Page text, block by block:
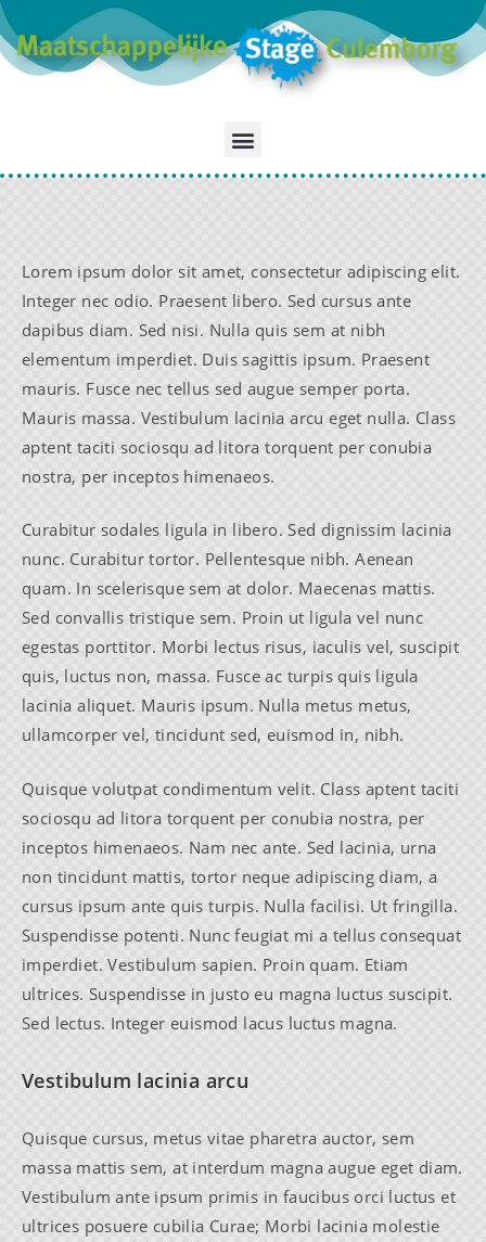
Lorem ipsum dolor sit amet, consectetur adipiscing elit.
Integer nec odio. Praesent libero. Sed cursus ante
dapibus diam. Sed nisi. Nulla quis sem at nibh
elementum imperdiet. Duis sagittis ipsum. Praesent
mauris. Fusce nec tellus sed augue semper porta.
Mauris massa. Vestibulum lacinia arcu eget nulla. Class
aptent taciti sociosqu ad litora torquent per conubia
nostra, per inceptos himenaeos.
Curabitur sodales ligula in libero. Sed dignissim lacinia
nunc. Curabitur tortor. Pellentesque nibh. Aenean
quam. In scelerisque sem at dolor. Maecenas mattis.
Sed convallis tristique sem. Proin ut ligula vel nunc
egestas porttitor. Morbi lectus risus, iaculis vel, suscipit
quis, luctus non, massa. Fusce ac turpis quis ligula
lacinia aliquet. Mauris ipsum. Nulla metus metus,
ullamcorper vel, tincidunt sed, euismod in, nibh.
Quisque volutpat condimentum velit. Class aptent taciti
sociosqu ad litora torquent per conubia nostra, per
inceptos himenaeos. Nam nec ante. Sed lacinia, urna
non tincidunt mattis, tortor neque adipiscing diam, a
cursus ipsum ante quis turpis. Nulla facilisi. Ut fringilla.
Suspendisse potenti. Nunc feugiat mi a tellus consequat
imperdiet. Vestibulum sapien. Proin quam. Etiam
ultrices. Suspendisse in justo eu magna luctus suscipit.
Sed lectus. Integer euismod lacus luctus magna.
Vestibulum lacinia arcu
Quisque cursus, metus vitae pharetra auctor, sem
massa mattis sem, at interdum magna augue eget diam.
Vestibulum ante ipsum primis in faucibus orci luctus et
ultrices posuere cubilia Curae; Morbi lacinia molestie